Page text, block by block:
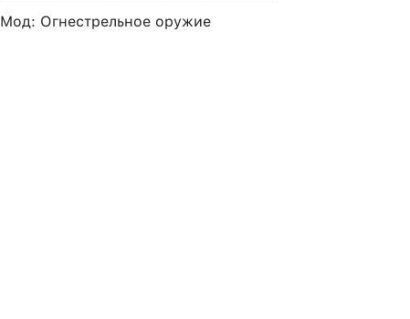
Мод: Огнестрельное оружие